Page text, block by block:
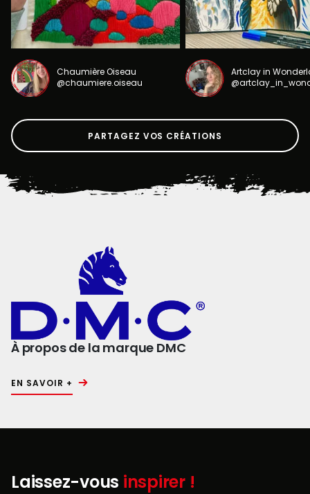
Chaumière Oiseau
@chaumiere.oiseau
Artclay in
PARTAGEZ VOS CRÉATIONS
À propos de la marque DMC
EN SAVOIR +
Laissez-vous inspirer !